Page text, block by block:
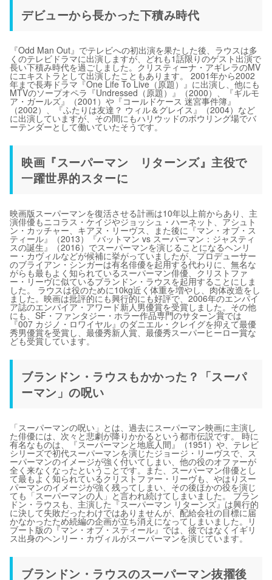
デビューから長かった下積み時代
『Odd Man Out』でテレビへの初出演を果たした後、ラウスは多
くのテレビドラマに出演しますが、どれも1話限りのゲスト出演で
長い下積み時代を過ごしました。クリスティーナ・アギレラのMV
にエキストラとして出演したこともあります。 2001年から2002
年まで長寿ドラマ『One Life To Live（原題）』に出演し、他にも
MTVのソープオペラ『Undressed（原題）』（2000）、『ギルモ
ア・ガールズ』（2001）や『コールドケース 迷宮事件簿』
（2002）、『ふたりは友達？ ウィル＆グレイス』（2004）など
に出演していますが、その間にもハリウッドのボウリング場でバ
ーテンダーとして働いていたそうです。
映画『スーパーマン リターンズ』主役で
一躍世界的スターに
映画版スーパーマンを復活させる計画は10年以上前からあり、主
演俳優もニコラス・ケイジやジョッシュ・ハーネット、アシュト
ン・カッチャー、キアヌ・リーヴス、また後に『マン・オブ・ス
ティール』（2013）『バットマン vs スーパーマン：ジャスティ
スの誕生』（2016）でスーパーマンを演じることになるヘンリ
ー・カヴィルなどが候補に挙がっていましたが、プロデューサー
のブライアン・シンガーは有名俳優を起用する代わりに、無名な
がらも最もよく知られているスーパーマン俳優、クリストファ
ー・リーヴに似ているブランドン・ラウスを起用することにしま
した。 ラウスは役のために10kg近く体重を増やし、肉体改造をし
ました。映画は批評的にも興行的にも好評で、2006年のエンパイ
ア誌のエンパイア・アワード新人男優賞を受賞しました。その他
にも、SF・ファンタジー・ホラー作品専門のサターン賞では
『007 カジノ・ロワイヤル』のダニエル・クレイグを抑えて最優
秀男優賞を受賞し、最優秀新人賞、最優秀スーパーヒーロー賞な
ども受賞しています。
ブランドン・ラウスもかかった？「スーパ
ーマン」の呪い
「スーパーマンの呪い」とは、過去にスーパーマン映画に主演し
た俳優には、次々と悲劇が降りかかるという都市伝説です。 時に
有名なものは、『スーパーマンと地底人間』（1951）や、テレビ
シリーズで初代スーパーマンを演じたジョージ・リーヴスで、ス
ーパーマンのイメージが強く付いてしまい、他の役のオファーが
全く来なくなったということです。また、スーパーマン俳優とし
て最もよく知られているクリストファー・リーヴも、やはりスー
パーマンのイメージが強く残ってしまい、その後ほかの役を演じ
ても「スーパーマンの人」と言われ続けてしまいました。 ブラン
ドン・ラウスも、主演した『スーパーマン リターンズ』は興行的
に決して失敗だったわけではありませんが、配給会社の目標に届
かなかったため続編の企画が立ち消えになってしまいました。リ
ブート版の『マン・オブ・スティール』では、彼ではなくイギリ
ス出身のヘンリー・カヴィルがスーパーマンを演じています。
ブランドン・ラウスのスーパーマン抜擢後